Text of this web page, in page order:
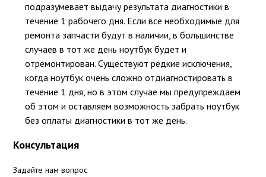
подразумевает выдачу результата диагностики в
течение 1 рабочего дня. Если все необходимые для
ремонта запчасти будут в наличии, в большинстве
случаев в тот же день ноутбук будет и
отремонтирован. Существуют редкие исключения,
когда ноутбук очень сложно отдиагностировать в
течение 1 дня, но в этом случае мы предупреждаем
об этом и оставляем возможность забрать ноутбук
без оплаты диагностики в тот же день.
Консультация
Задайте нам вопрос